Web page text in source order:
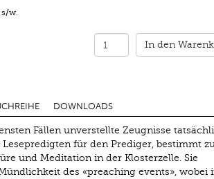
w.
In den
DOWNLOADS
Fällen unverstellte Zeugnisse
für den Prediger, bestimmt
und Meditation in der Klosterzelle. Sie
des «preaching events», wobei